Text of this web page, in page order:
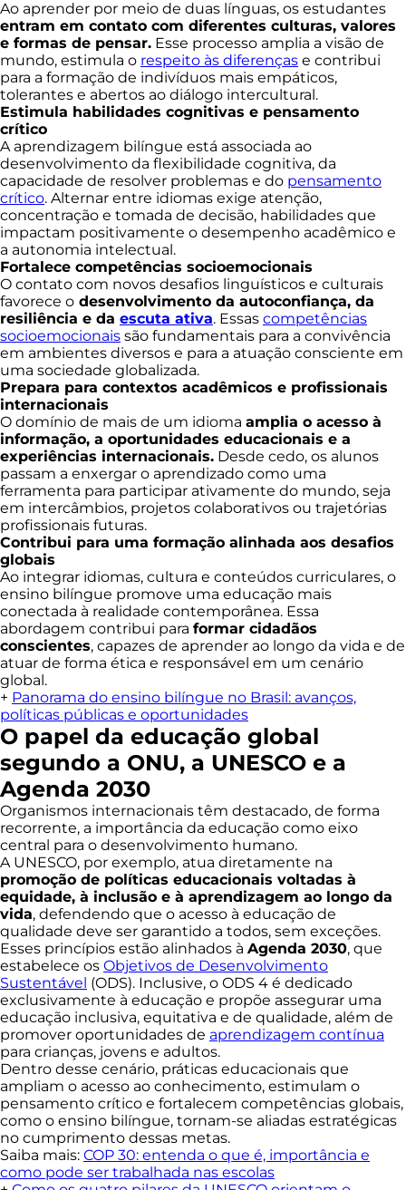
Ao aprender por meio de duas línguas, os estudantes
entram em contato com diferentes culturas, valores
e formas de pensar. Esse processo amplia a visão de
mundo, estimula o respeito às diferenças e contribui
para a formação de indivíduos mais empáticos,
tolerantes e abertos ao diálogo intercultural.
Estimula habilidades cognitivas e pensamento
crítico
A aprendizagem bilíngue está associada ao
desenvolvimento da flexibilidade cognitiva, da
capacidade de resolver problemas e do pensamento
crítico. Alternar entre idiomas exige atenção,
concentração e tomada de decisão, habilidades que
impactam positivamente o desempenho acadêmico e
a autonomia intelectual.
Fortalece competências socioemocionais
O contato com novos desafios linguísticos e culturais
favorece o desenvolvimento da autoconfiança, da
resiliência e da escuta ativa. Essas competências
socioemocionais são fundamentais para a convivência
em ambientes diversos e para a atuação consciente em
uma sociedade globalizada.
Prepara para contextos acadêmicos e profissionais
internacionais
O domínio de mais de um idioma amplia o acesso à
informação, a oportunidades educacionais e a
experiências internacionais. Desde cedo, os alunos
passam a enxergar o aprendizado como uma
ferramenta para participar ativamente do mundo, seja
em intercâmbios, projetos colaborativos ou trajetórias
profissionais futuras.
Contribui para uma formação alinhada aos desafios
globais
Ao integrar idiomas, cultura e conteúdos curriculares, o
ensino bilíngue promove uma educação mais
conectada à realidade contemporânea. Essa
abordagem contribui para formar cidadãos
conscientes, capazes de aprender ao longo da vida e de
atuar de forma ética e responsável em um cenário
global.
+ Panorama do ensino bilíngue no Brasil: avanços,
políticas públicas e oportunidades
O papel da educação global
segundo a ONU, a UNESCO e a
Agenda 2030
Organismos internacionais têm destacado, de forma
recorrente, a importância da educação como eixo
central para o desenvolvimento humano.
A UNESCO, por exemplo, atua diretamente na
promoção de políticas educacionais voltadas à
equidade, à inclusão e à aprendizagem ao longo da
vida, defendendo que o acesso à educação de
qualidade deve ser garantido a todos, sem exceções.
Esses princípios estão alinhados à Agenda 2030, que
estabelece os Objetivos de Desenvolvimento
Sustentável (ODS). Inclusive, o ODS 4 é dedicado
exclusivamente à educação e propõe assegurar uma
educação inclusiva, equitativa e de qualidade, além de
promover oportunidades de aprendizagem contínua
para crianças, jovens e adultos.
Dentro desse cenário, práticas educacionais que
ampliam o acesso ao conhecimento, estimulam o
pensamento crítico e fortalecem competências globais,
como o ensino bilíngue, tornam-se aliadas estratégicas
no cumprimento dessas metas.
Saiba mais: COP 30: entenda o que é, importância e
como pode ser trabalhada nas escolas